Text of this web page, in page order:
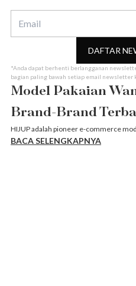
DAFTAR
*Anda dapat berhenti berlangganan
bagian paling bawah setiap email newsletter
Model Pakaian
Brand-Brand
HIJUP adalah pioneer e-commerce
BACA SELENGKAPNYA